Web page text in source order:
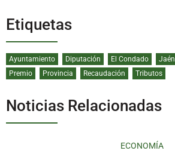
Etiquetas
Ayuntamiento Diputación El Condado Jaén
Premio
Provincia Recaudación Tributos
Noticias Relacionadas
ECONOMÍA